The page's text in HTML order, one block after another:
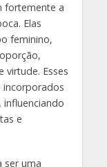
fortemente a
Elas
feminino,
virtude. Esses
incorporados
influenciando
e
ser uma